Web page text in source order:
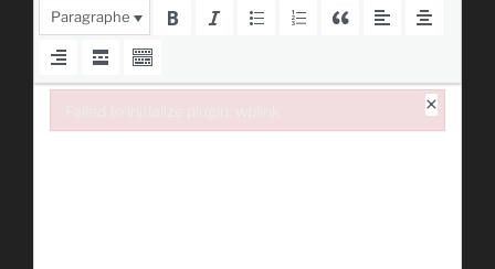
Paragraphe
×
Failed to initialize plugin: wplink